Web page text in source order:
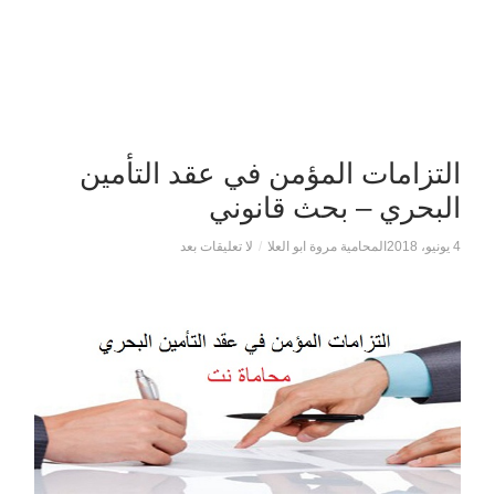
التزامات المؤمن في عقد التأمين
البحري – بحث قانوني
4 يونيو، 2018 المحامية مروة ابو العلا / لا تعليقات بعد